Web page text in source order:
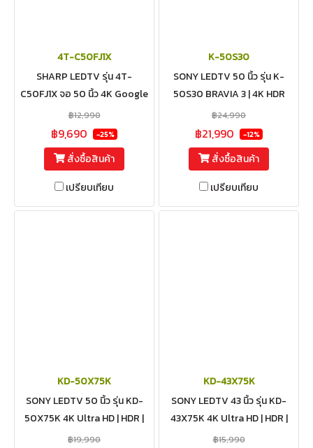
4T-C50FJ1X
SHARP LEDTV รุ่น 4T-
C50FJ1X จอ 50 นิ้ว 4K Google
TV
฿12,990
฿9,690 -25%
สั่งซื้อสินค้า
เปรียบเทียบ
K-50S30
SONY LEDTV 50 นิ้ว รุ่น K-
50S30 BRAVIA 3 | 4K HDR
Processor X1™ | สมาร์ททีวี
(Google TV)
฿24,990
฿21,990 -12%
สั่งซื้อสินค้า
เปรียบเทียบ
KD-50X75K
SONY LEDTV 50 นิ้ว รุ่น KD-
50X75K 4K Ultra HD | HDR |
สมาร์ททีวี (Google TV)
฿19,990
KD-43X75K
SONY LEDTV 43 นิ้ว รุ่น KD-
43X75K 4K Ultra HD | HDR |
สมาร์ททีวี (Google TV)
฿15,990